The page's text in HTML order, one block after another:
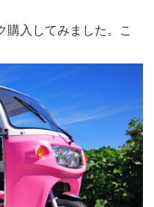
購入してみました。こ